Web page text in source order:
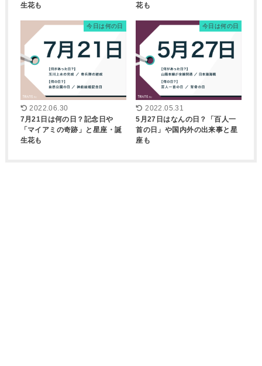
生花も
花も
今日は何の日
2022.06.30
7月21日は何の日？記念日や
「マイアミの奇跡」と星座・誕
生花も
今日は何の日
2022.05.31
5月27日はなんの日？「百人一
首の日」や国内外の出来事と星
座も